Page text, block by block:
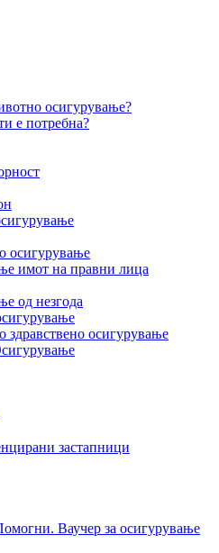
осигурување?
е потребна?
осигурување
имот на правни лица
од незгода
здравствено осигурување
застапници
Ваучер за осигурување